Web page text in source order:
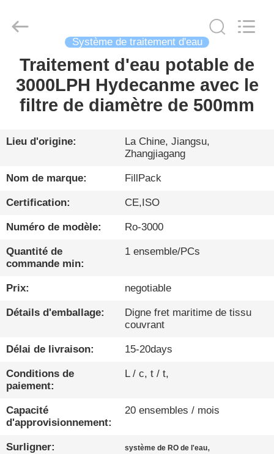
MAISON
PRODUITS
AU
DE
NOUS
D'USINE
DE
CONTACTEZ-
NOUS
PACK
Machinery
Reserved.
Système de traitement d'eau
Traitement d'eau potable de
3000LPH Hydecanme avec le
filtre de diamètre de 500mm
Lieu d'origine:
La Chine, Jiangsu,
Zhangjiagang
Nom de marque: FillPack
Certification: CE,ISO
Numéro de modèle: Ro-3000
Quantité de
commande min:
1 ensemble/PCs
Prix: negotiable
Détails d'emballage:
Digne fret maritime de tissu
couvrant
Délai de livraison: 15-20days
Conditions de
paiement:
L / c, t / t,
Capacité
d'approvisionnement:
20 ensembles / mois
Surligner: système de RO de l'eau,